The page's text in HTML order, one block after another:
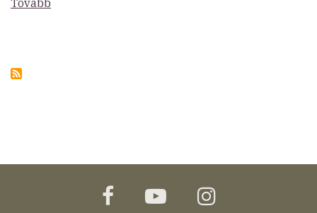
facebookyoutubeinstagram